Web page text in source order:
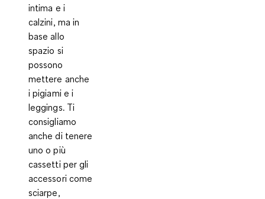
intima e i
calzini, ma in
base allo
spazio si
possono
mettere anche
i pigiami e i
leggings. Ti
consigliamo
anche di tenere
uno o più
cassetti per gli
accessori come
sciarpe,